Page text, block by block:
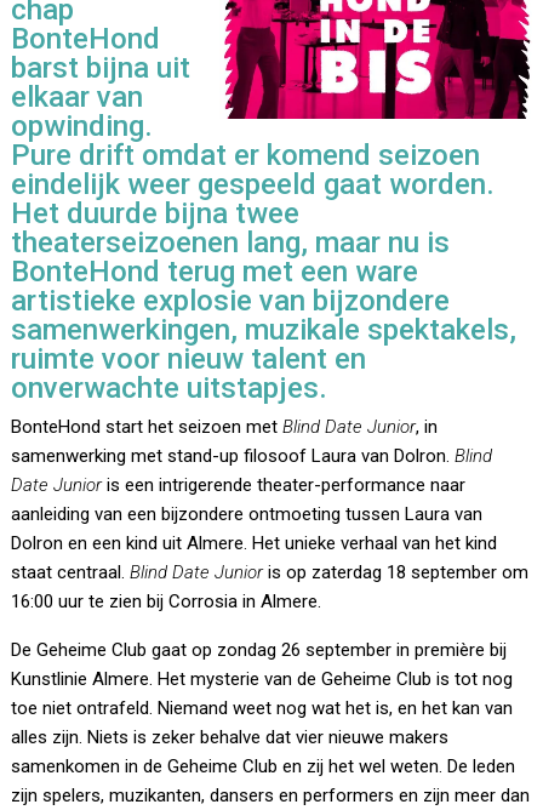
chap
BonteHond
barst bijna uit
elkaar van
opwinding.
Pure drift omdat er komend seizoen
eindelijk weer gespeeld gaat worden.
Het duurde bijna twee
theaterseizoenen lang, maar nu is
BonteHond terug met een ware
artistieke explosie van bijzondere
samenwerkingen, muzikale spektakels,
ruimte voor nieuw talent en
onverwachte uitstapjes.
BonteHond start het seizoen metBlind Date Junior, in
samenwerking met stand-up filosoof Laura van Dolron.Blind
Date Junioris een intrigerende theater-performance naar
aanleiding van een bijzondere ontmoeting tussen Laura van
Dolron en een kind uit Almere. Het unieke verhaal van het kind
staat centraal.Blind Date Junioris op zaterdag 18 september om
16:00 uur te zien bij Corrosia in Almere.
De Geheime Club gaat op zondag 26 september in première bij
Kunstlinie Almere. Het mysterie van de Geheime Club is tot nog
toe niet ontrafeld. Niemand weet nog wat het is, en het kan van
alles zijn. Niets is zeker behalve dat vier nieuwe makers
samenkomen in de Geheime Club en zij het wel weten. De leden
zijn spelers, muzikanten, dansers en performers en zijn meer dan